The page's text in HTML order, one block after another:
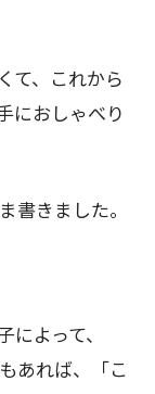
て、これから
におしゃべり
書きました。
よって、
あれば、「こ